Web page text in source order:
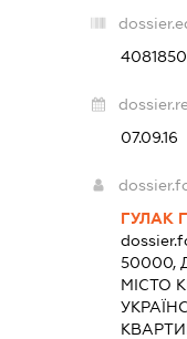
07.09.16
ГУЛАК
50000,
МІСТО